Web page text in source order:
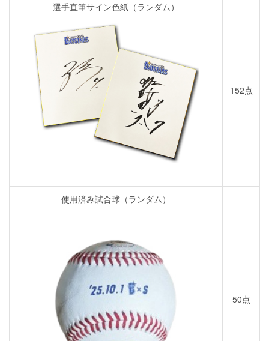
選手直筆サイン色紙（ランダム）
152点
使用済み試合球（ランダム）
50点